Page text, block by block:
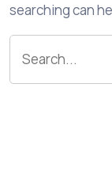
searching can